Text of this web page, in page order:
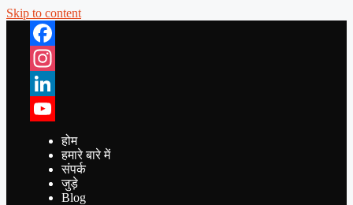
Skip to content
Facebook
Instagram
LinkedIn
YouTube
होम
हमारे बारे में
संपर्क
जुड़े
Blog